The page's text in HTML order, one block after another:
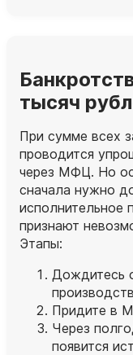
тысяч
При сумме всех
проводится
через МФЦ. Но
сначала нужно
исполнительное
признают
Этапы:
Дождитесь
Придите в
Через
появится